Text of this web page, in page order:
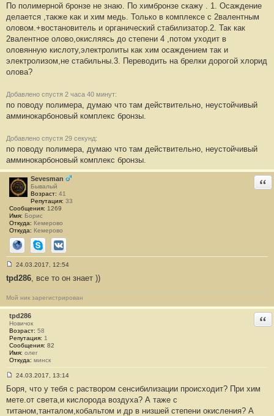
о
б
щ
н
и
#
3
По полимерной бронзе не знаю. По химбронзе скажу . 1. Осаждение
делается ,также как и хим медь. Только в комплексе с 2валентным
оловом.+востановитель и органический стабилизатор.2. Так как
2валентное олово,окисляясь до степени 4 ,потом уходит в
оловянную кислоту,электролиты как хим осаждением так и
электролизом,не стабильны.3. Переводить на брелки дорогой хлорид
олова?
Добавлено спустя 2 часа 40 минут:
по поводу полимера, думаю что там действительно, неустойчивый
амминокарбоновый комплекс бронзы.
Добавлено спустя 29 секунд:
по поводу полимера, думаю что там действительно, неустойчивый
амминокарбоновый комплекс бронзы.
Sevesman
Бывалый
Возраст: 41
Репутация: 33
Сообщения: 1269
Имя: Борис
Откуда: Кемерово
Откуда: Кемерово
СайтSkypeВКонтакте
о
б
щ
е
н
и
е
#
3
3
24.03.2017, 12:54
tpd286 , все то он знает ))
Мой ник зарегистрирован
tpd286
Новичок
Возраст: 58
Репутация: 1
Сообщения: 82
Имя: олег
Откуда: минск
о
о
б
щ
24.03.2017, 13:14
Боря, что у тебя с раствором сенсибилизации происходит? При хим
мете.от света,и кислорода воздуха? А таже с
титаном,танталом,кобальтом и др в низшей степени окисления? А